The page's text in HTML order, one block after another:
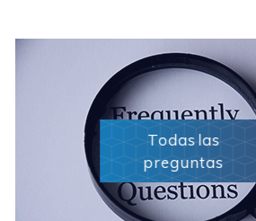
Todas las
preguntas